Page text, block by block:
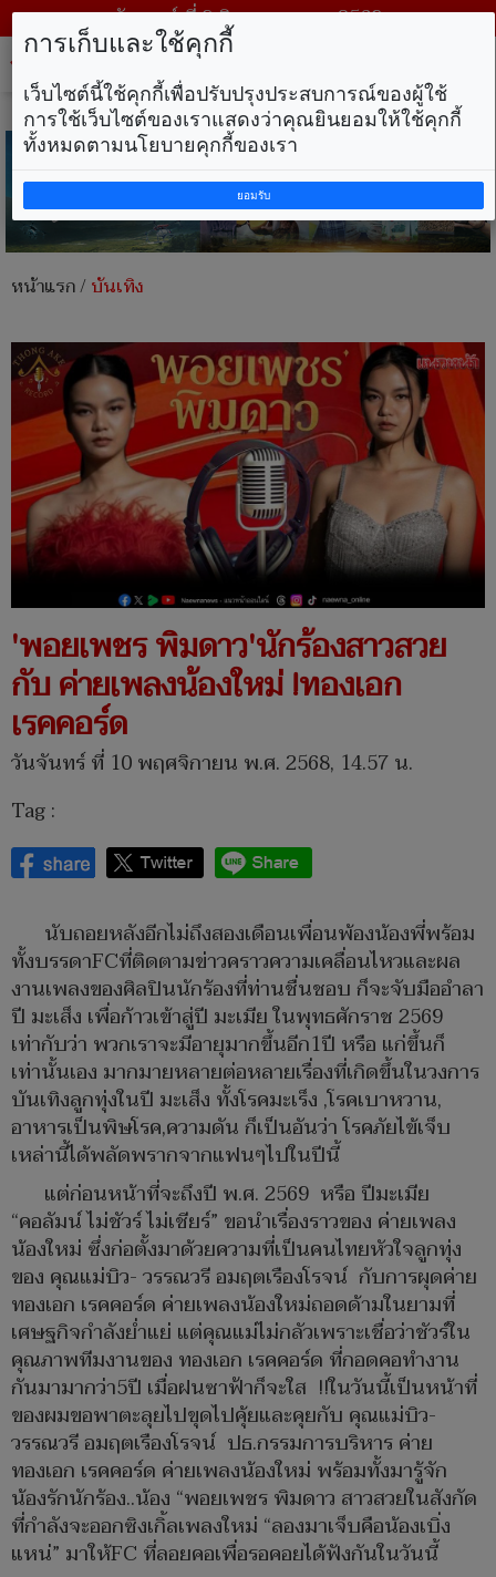
วันเสาร์ ที่ 8 สิงหาคม พ.ศ. 2569
หน้าแรก/บันเทิง
'พอยเพชร พิมดาว'นักร้องสาวสวย
กับ ค่ายเพลงน้องใหม่ !ทองเอก
เรคคอร์ด
วันจันทร์ ที่ 10 พฤศจิกายน พ.ศ. 2568, 14.57 น.
Tag :
นับถอยหลังอีกไม่ถึงสองเดือนเพื่อนพ้องน้องพี่พร้อม
ทั้งบรรดาFCที่ติดตามข่าวคราวความเคลื่อนไหวและผล
งานเพลงของศิลปินนักร้องที่ท่านชื่นชอบ ก็จะจับมืออำลา
ปี มะเส็ง เพื่อก้าวเข้าสู่ปี มะเมีย ในพุทธศักราช 2569
เท่ากับว่า พวกเราจะมีอายุมากขึ้นอีก1ปี หรือ แก่ขึ้นก็
เท่านั้นเอง มากมายหลายต่อหลายเรื่องที่เกิดขึ้นในวงการ
บันเทิงลูกทุ่งในปี มะเส็ง ทั้งโรคมะเร็ง ,โรคเบาหวาน,
อาหารเป็นพิษโรค,ความดัน ก็เป็นอันว่า โรคภัยไข้เจ็บ
เหล่านี้ได้พลัดพรากจากแฟนๆไปในปีนี้
แต่ก่อนหน้าที่จะถึงปี พ.ศ. 2569 หรือ ปีมะเมีย
“คอลัมน์ ไม่ชัวร์ ไม่เชียร์” ขอนำเรื่องราวของ ค่ายเพลง
น้องใหม่ ซึ่งก่อตั้งมาด้วยความที่เป็นคนไทยหัวใจลูกทุ่ง
ของ คุณแม่บิว- วรรณวรี อมฤตเรืองโรจน์ กับการผุดค่าย
ทองเอก เรคคอร์ด ค่ายเพลงน้องใหม่ถอดด้ามในยามที่
เศษฐกิจกำลังย่ำแย่ แต่คุณแม่ไม่กลัวเพราะเชื่อว่าชัวร์ใน
คุณภาพทีมงานของ ทองเอก เรคคอร์ด ที่กอดคอทำงาน
กันมามากว่า5ปี เมื่อฝนซาฟ้าก็จะใส !!ในวันนี้เป็นหน้าที่
ของผมขอพาตะลุยไปขุดไปคุ้ยและคุยกับ คุณแม่บิว-
วรรณวรี อมฤตเรืองโรจน์ ปธ.กรรมการบริหาร ค่าย
ทองเอก เรคคอร์ด ค่ายเพลงน้องใหม่ พร้อมทั้งมารู้จัก
น้องรักนักร้อง..น้อง “พอยเพชร พิมดาว สาวสวยในสังกัด
ที่กำลังจะออกซิงเกิ้ลเพลงใหม่ “ลองมาเจ็บคือน้องเบิ่ง
แหน่” มาให้FC ที่ลอยคอเพื่อรอคอยได้ฟังกันในวันนี้
การเก็บและใช้คุกกี้
เว็บไซต์นี้ใช้คุกกี้เพื่อปรับปรุงประสบการณ์ของผู้ใช้
การใช้เว็บไซต์ของเราแสดงว่าคุณยินยอมให้ใช้คุกกี้
ทั้งหมดตามนโยบายคุกกี้ของเรา
ยอมรับ